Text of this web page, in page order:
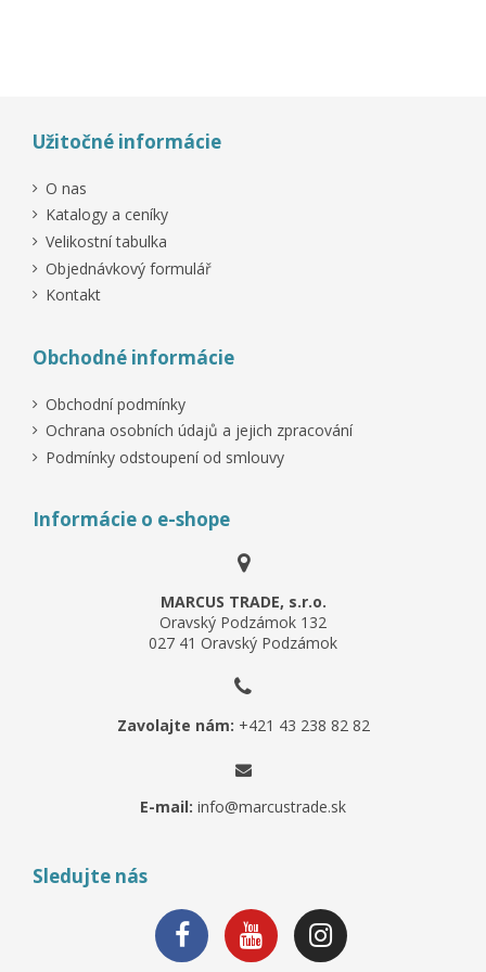
Užitočné informácie
O nas
Katalogy a ceníky
Velikostní tabulka
Objednávkový formulář
Kontakt
Obchodné informácie
Obchodní podmínky
Ochrana osobních údajů a jejich zpracování
Podmínky odstoupení od smlouvy
Informácie o e-shope
MARCUS TRADE, s.r.o.
Oravský Podzámok 132
027 41 Oravský Podzámok
Zavolajte nám: +421 43 238 82 82
E-mail: info@marcustrade.sk
Sledujte nás